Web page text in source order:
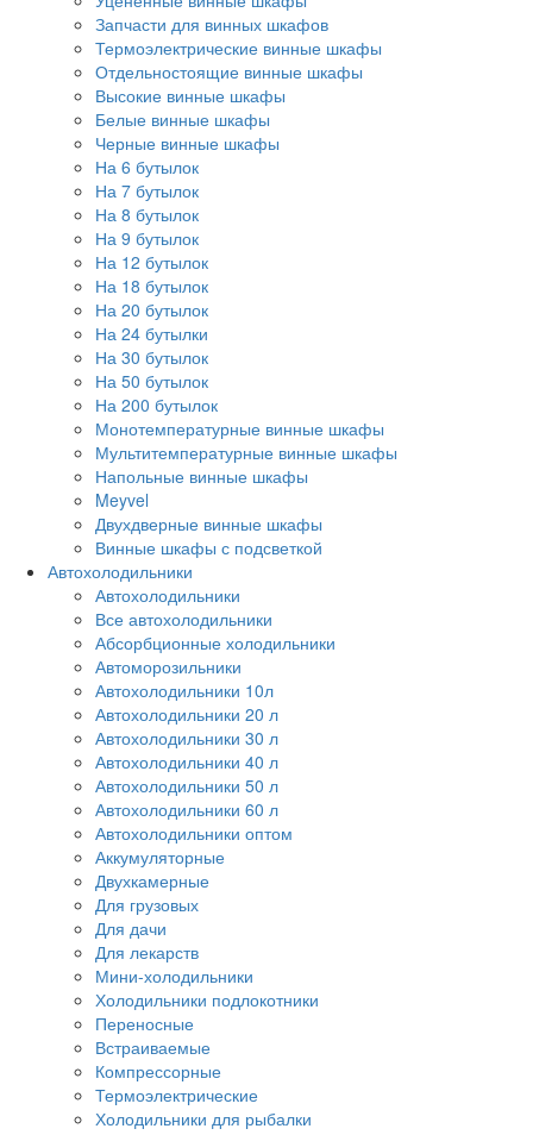
Запчасти для винных шкафов
Термоэлектрические винные шкафы
Отдельностоящие винные шкафы
Высокие винные шкафы
Белые винные шкафы
Черные винные шкафы
На 6 бутылок
На 7 бутылок
На 8 бутылок
На 9 бутылок
На 12 бутылок
На 18 бутылок
На 20 бутылок
На 24 бутылки
На 30 бутылок
На 50 бутылок
На 200 бутылок
Монотемпературные винные шкафы
Мультитемпературные винные шкафы
Напольные винные шкафы
Meyvel
Двухдверные винные шкафы
Винные шкафы с подсветкой
Автохолодильники
Автохолодильники
Все автохолодильники
Абсорбционные холодильники
Автоморозильники
Автохолодильники 10л
Автохолодильники 20 л
Автохолодильники 30 л
Автохолодильники 40 л
Автохолодильники 50 л
Автохолодильники 60 л
Автохолодильники оптом
Аккумуляторные
Двухкамерные
Для грузовых
Для дачи
Для лекарств
Мини-холодильники
Холодильники подлокотники
Переносные
Встраиваемые
Компрессорные
Термоэлектрические
Холодильники для рыбалки